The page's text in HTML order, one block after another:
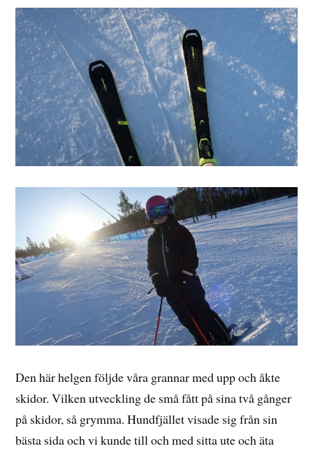
Den här helgen följde våra grannar med upp och åkte
skidor. Vilken utveckling de små fått på sina två gånger
på skidor, så grymma. Hundfjället visade sig från sin
bästa sida och vi kunde till och med sitta ute och äta